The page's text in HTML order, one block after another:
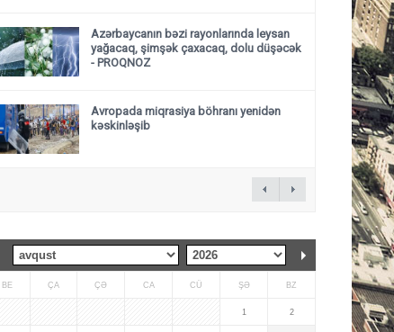
Azərbaycanın bəzi rayonlarında leysan
yağacaq, şimşək çaxacaq, dolu düşəcək
- PROQNOZ
Avropada miqrasiya böhranı yenidən
kəskinləşib
BE ÇA ÇƏ CA CÜ ŞƏ BZ
1 2